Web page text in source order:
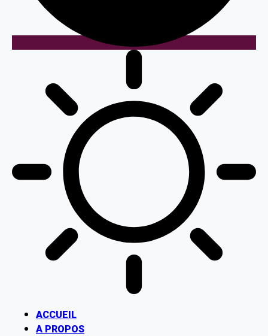
ACCUEIL
A PROPOS